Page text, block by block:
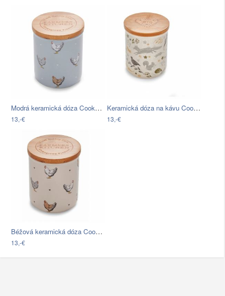
Modrá keramická dóza Cooksmart ®…
13,-€
Keramická dóza na kávu Cooksmart ®…
13,-€
Béžová keramická dóza Cooksmart ®…
13,-€